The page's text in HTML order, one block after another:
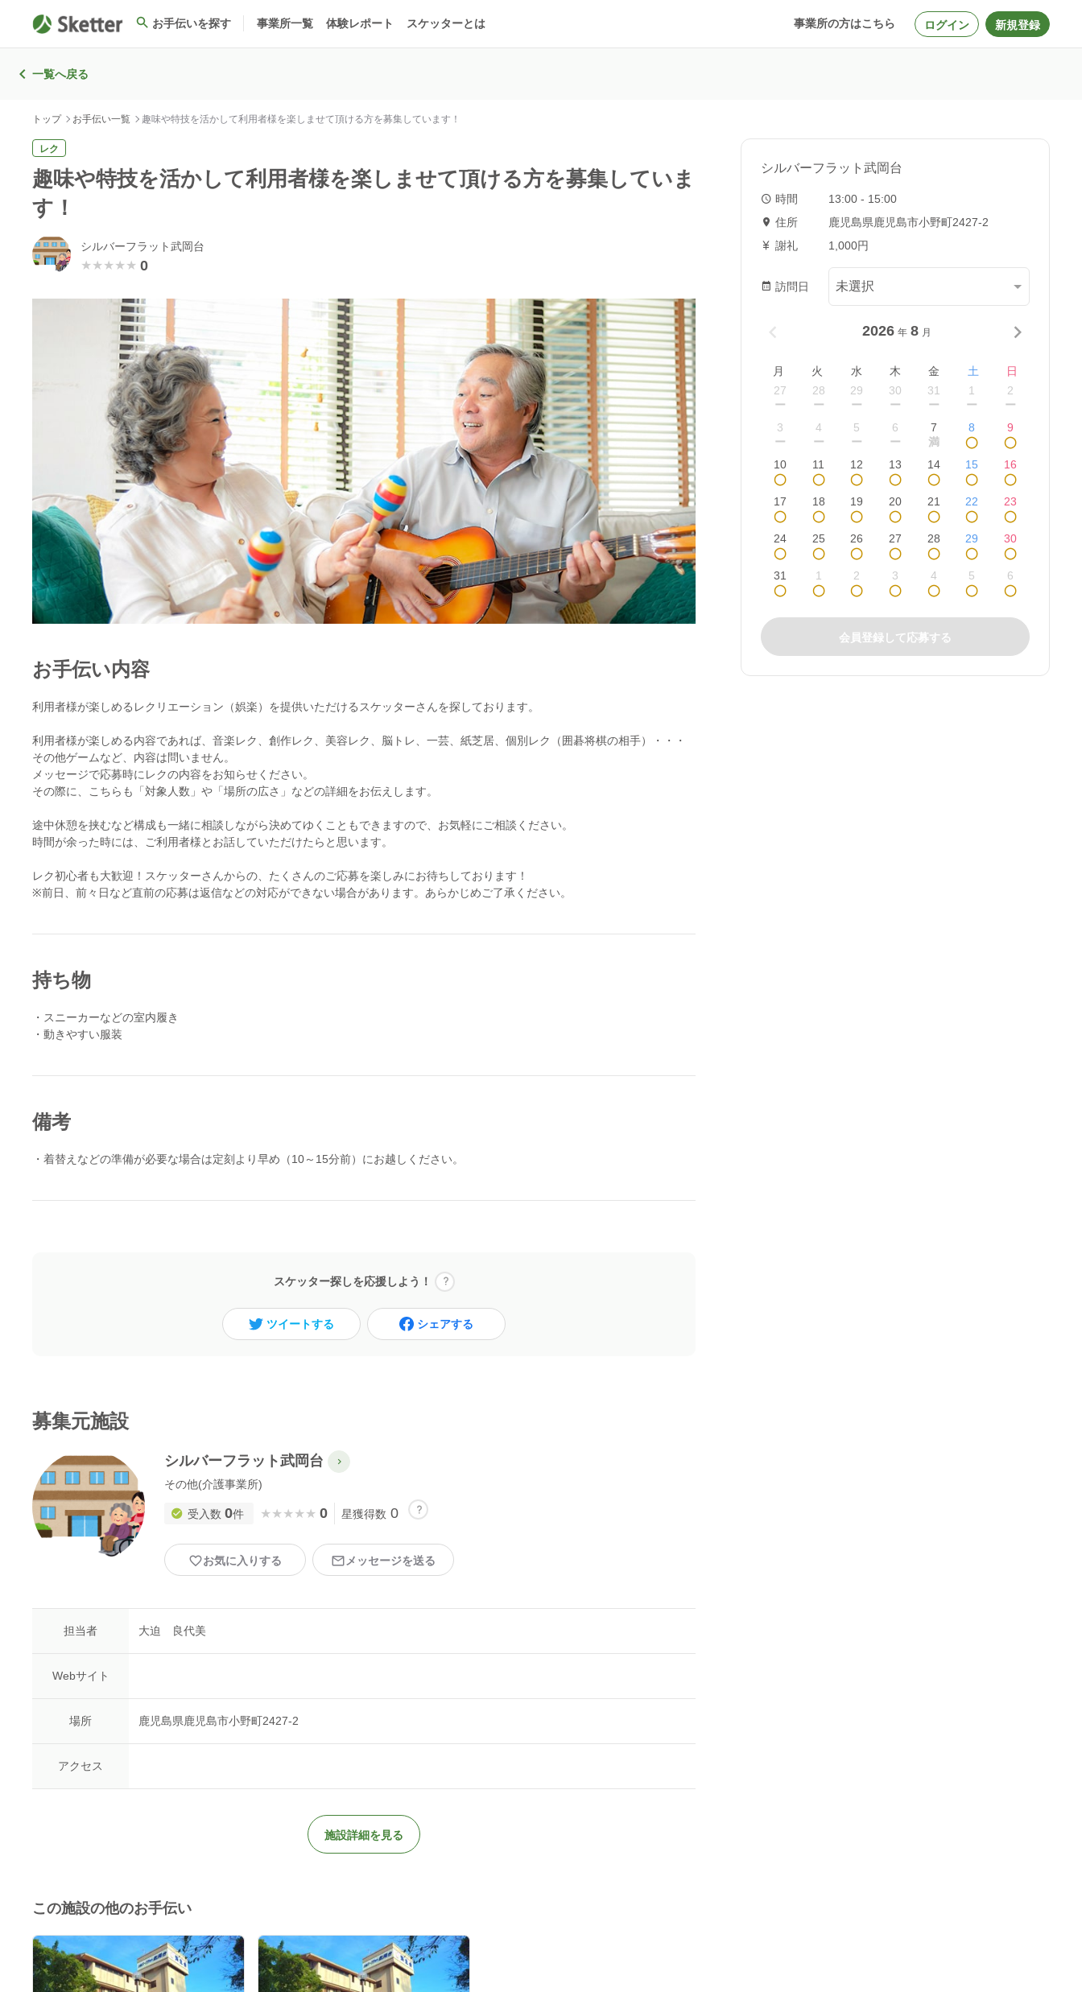
お手伝いを探す 事業所一覧 体験レポート スケッターとは 事業所の方はこちら ログイン 新規登録
一覧へ戻る
トップ お手伝い一覧 趣味や特技を活かして利用者様を楽しませて頂ける方を募集しています！
レク
趣味や特技を活かして利用者様を楽しませて頂ける方を募集していま
す！
シルバーフラット武岡台
★★★★★
★★★★★ 0
お手伝い内容
利用者様が楽しめるレクリエーション（娯楽）を提供いただけるスケッターさんを探しております。
利用者様が楽しめる内容であれば、音楽レク、創作レク、美容レク、脳トレ、一芸、紙芝居、個別レク（囲碁将棋の相手）・・・
その他ゲームなど、内容は問いません。
メッセージで応募時にレクの内容をお知らせください。
その際に、こちらも「対象人数」や「場所の広さ」などの詳細をお伝えします。
途中休憩を挟むなど構成も一緒に相談しながら決めてゆくこともできますので、お気軽にご相談ください。
時間が余った時には、ご利用者様とお話していただけたらと思います。
レク初心者も大歓迎！スケッターさんからの、たくさんのご応募を楽しみにお待ちしております！
※前日、前々日など直前の応募は返信などの対応ができない場合があります。あらかじめご了承ください。
持ち物
・スニーカーなどの室内履き
・動きやすい服装
備考
・着替えなどの準備が必要な場合は定刻より早め（10～15分前）にお越しください。
スケッター探しを応援しよう！
ツイートする シェアする
募集元施設
シルバーフラット武岡台
その他(介護事業所)
受入数 0件 ★★★★★
★★★★★ 0 星獲得数 0
お気に入りする メッセージを送る
担当者 大迫 良代美
Webサイト
場所 鹿児島県鹿児島市小野町2427-2
アクセス
施設詳細を見る
この施設の他のお手伝い
シルバーフラット武岡台
時間
13:00 - 15:00
住所
鹿児島県鹿児島市小野町2427-2
謝礼
1,000円
訪問日
2026 年 8 月
月 火 水 木 金 土
日
27
ー
28
ー
29
ー
30
ー
31
ー
1
ー
2
ー
3
ー
4
ー
5
ー
6
ー
7
満
8
◯
9
◯
10
◯
11
◯
12
◯
13
◯
14
◯
15
◯
16
◯
17
◯
18
◯
19
◯
20
◯
21
◯
22
◯
23
◯
24
◯
25
◯
26
◯
27
◯
28
◯
29
◯
30
◯
31
◯
1
◯
2
◯
3
◯
4
◯
5
◯
6
◯
会員登録して応募する